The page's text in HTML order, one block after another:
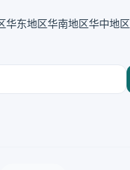
华东地区华南地区华中地区